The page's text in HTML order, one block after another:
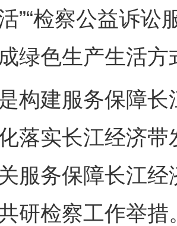
”“检察公益诉讼
绿色生产生活方
建服务保障长
落实长江经济带
服务保障长江
研检察工作举